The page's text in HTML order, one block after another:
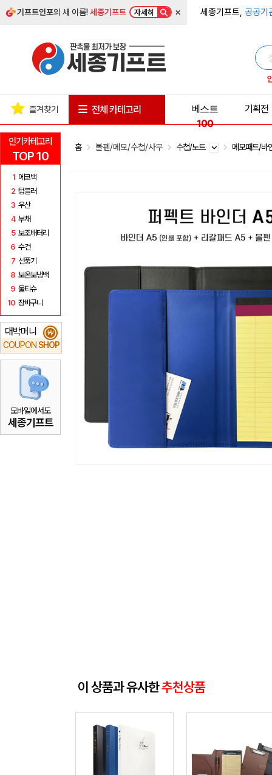
기프트인포의 새 이름!세종기프트 자세히 × 세종기프트, 공공기
인기카테고리
TOP 10
1 에코백
2 텀블러
3 우산
4 부채
5 보조배터리
6 수건
7 선풍기
8 보온보냉백
9 물티슈
10 장바구니
대박머니
COUPON SHOP
₩
모바일에서도
세종기프트
즐겨찾기 전체 카테고리
베스트
100
기획전
홈 볼펜/메모/수첩/사무 수첩/노트 메모패드/바
이 상품과 유사한추천상품